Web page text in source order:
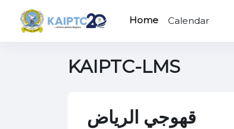
Home
Calendar
KAIPTC-LMS
قهوجي الرياض